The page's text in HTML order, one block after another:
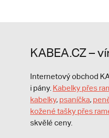
KABEA.CZ –
Internetový obchod
i pány. Kabelky přes
kabelky, psaníčka,
kožené tašky přes
skvělé ceny.